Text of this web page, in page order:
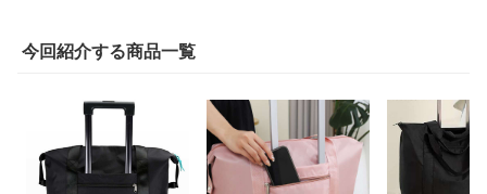
今回紹介する商品一覧